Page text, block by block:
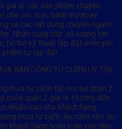
giá sỉ các sản phẩm chuyên
che các loại, bánh trượt,ray
và các vật dụng chuyên ngành
Nhận cung cấp số lượng lớn
hỗ trợ kỹ thuật lắp đặt miễn phí
phẩm tự lắp đặt
BAN CÔNG TỰ CUỐN UY TÍN
mưa tự cuốn tận nơi tại quận 2.
cuốn quận 2 giá rẻ. Hướng đến
nhuận cao cho khách hàng.
mưa tự cuốn lâu năm nên sự
khách hàng hoàn toàn yên tâm